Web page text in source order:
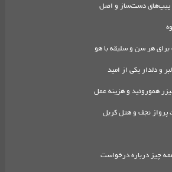
پیپ‌های دست‌ساز و اصل
برای هر سن و سلیقه با هو
و دلدار یکی از امید
هموروئید و هزینه عمل
پرواز نجف و هتل کربل
چیز درباره درخواست